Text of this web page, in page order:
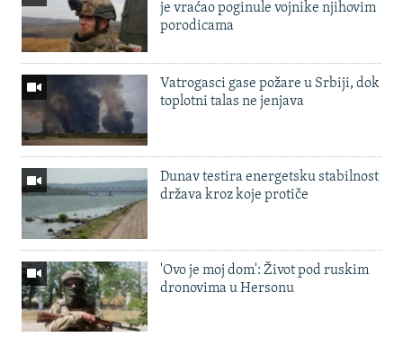
je vraćao poginule vojnike njihovim
porodicama
Vatrogasci gase požare u Srbiji, dok
toplotni talas ne jenjava
Dunav testira energetsku stabilnost
država kroz koje protiče
'Ovo je moj dom': Život pod ruskim
dronovima u Hersonu